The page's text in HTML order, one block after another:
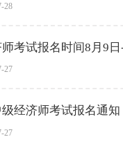
28
考试报名时间8月9日
27
经济师考试报名通知
27